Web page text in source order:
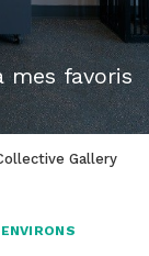
mes favoris
Gallery